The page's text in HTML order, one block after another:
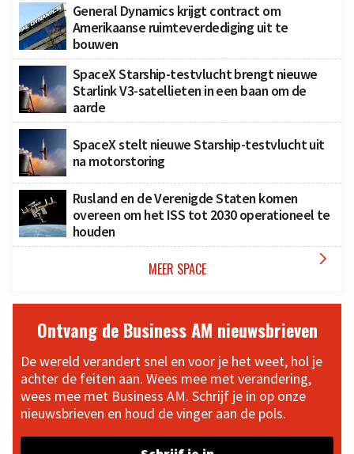
General Dynamics krijgt contract om
Amerikaanse ruimteverdediging uit te
bouwen
SpaceX Starship-testvlucht brengt nieuwe
Starlink V3-satellieten in een baan om de
aarde
SpaceX stelt nieuwe Starship-testvlucht uit
na motorstoring
Rusland en de Verenigde Staten komen
overeen om het ISS tot 2030 operationeel te
houden
MEER SPACE 
Ontvang de Business AM nieuwsbrieven
De wereld verandert snel en voor je het weet, hol je
achter de feiten aan. Wees mee met verandering,
wees mee met Business AM. Schrijf je in op onze
nieuwsbrieven en houd de vinger aan de pols.